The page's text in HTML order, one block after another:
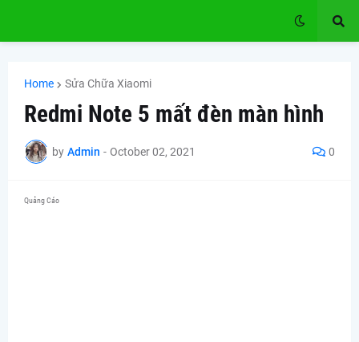
Home Sửa Chữa Xiaomi
Redmi Note 5 mất đèn màn hình
by Admin - October 02, 2021 0
Quảng Cáo